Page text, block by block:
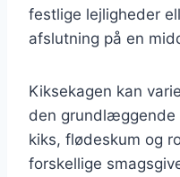
festlige lejligheder
afslutning på en
Kiksekagen kan
den grundlæggende
kiks, flødeskum og
forskellige